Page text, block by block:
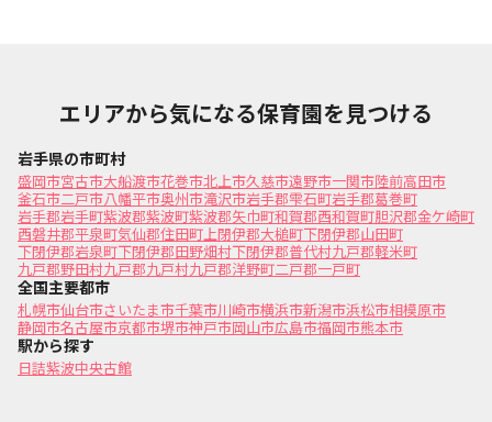
エリアから気になる保育園を見つける
岩手県の市町村
盛岡市宮古市大船渡市花巻市北上市久慈市遠野市一関市陸前高田市
釜石市二戸市八幡平市奥州市滝沢市岩手郡雫石町岩手郡葛巻町
岩手郡岩手町紫波郡紫波町紫波郡矢巾町和賀郡西和賀町胆沢郡金ケ崎町
西磐井郡平泉町気仙郡住田町上閉伊郡大槌町下閉伊郡山田町
下閉伊郡岩泉町下閉伊郡田野畑村下閉伊郡普代村九戸郡軽米町
九戸郡野田村九戸郡九戸村九戸郡洋野町二戸郡一戸町
全国主要都市
札幌市仙台市さいたま市千葉市川崎市横浜市新潟市浜松市相模原市
静岡市名古屋市京都市堺市神戸市岡山市広島市福岡市熊本市
駅から探す
日詰紫波中央古館